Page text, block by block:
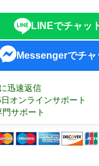
LINEでチャッ
Messengerでチャ
迅速返信
オンラインサポート
サポート